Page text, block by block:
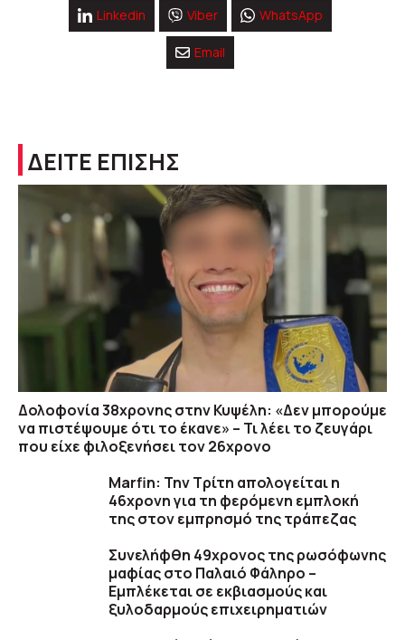
Linkedin Viber WhatsApp
Email
ΔΕΙΤΕ ΕΠΙΣΗΣ
Δολοφονία 38χρονης στην Κυψέλη: «Δεν μπορούμε
να πιστέψουμε ότι το έκανε» – Τι λέει το ζευγάρι
που είχε φιλοξενήσει τον 26χρονο
Marfin: Την Τρίτη απολογείται η
46χρονη για τη φερόμενη εμπλοκή
της στον εμπρησμό της τράπεζας
Συνελήφθη 49χρονος της ρωσόφωνης
μαφίας στο Παλαιό Φάληρο –
Εμπλέκεται σε εκβιασμούς και
ξυλοδαρμούς επιχειρηματιών